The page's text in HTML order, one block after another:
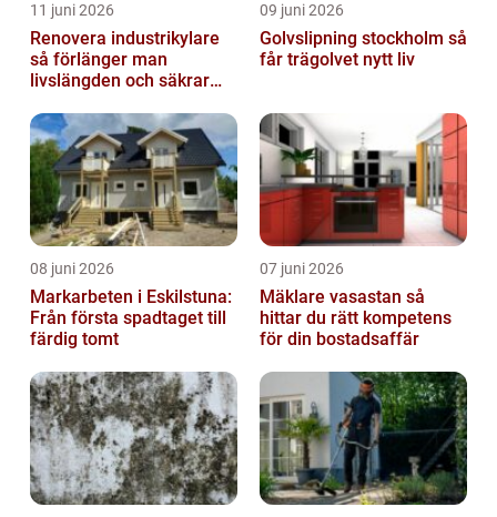
11 juni 2026
Renovera industrikylare
så förlänger man
livslängden och säkrar
09 juni 2026
Golvslipning stockholm så
får trägolvet nytt liv
08 juni 2026
Markarbeten i Eskilstuna:
Från första spadtaget till
färdig tomt
07 juni 2026
Mäklare vasastan så
hittar du rätt kompetens
för din bostadsaffär